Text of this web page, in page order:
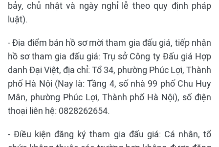
bảy, chủ nhật và ngày nghỉ lễ theo quy định pháp
luật).
- Địa điểm bán hồ sơ mời tham gia đấu giá, tiếp nhận
hồ sơ tham gia đấu giá: Trụ sở Công ty Đấu giá Hợp
danh Đại Việt, địa chỉ: Tổ 34, phường Phúc Lợi, Thành
phố Hà Nội (Nay là: Tầng 4, số nhà 99 phố Chu Huy
Mân, phường Phúc Lợi, Thành phố Hà Nội), số điện
thoại liên hệ: 0828262654.
- Điều kiện đăng ký tham gia đấu giá: Cá nhân, tổ